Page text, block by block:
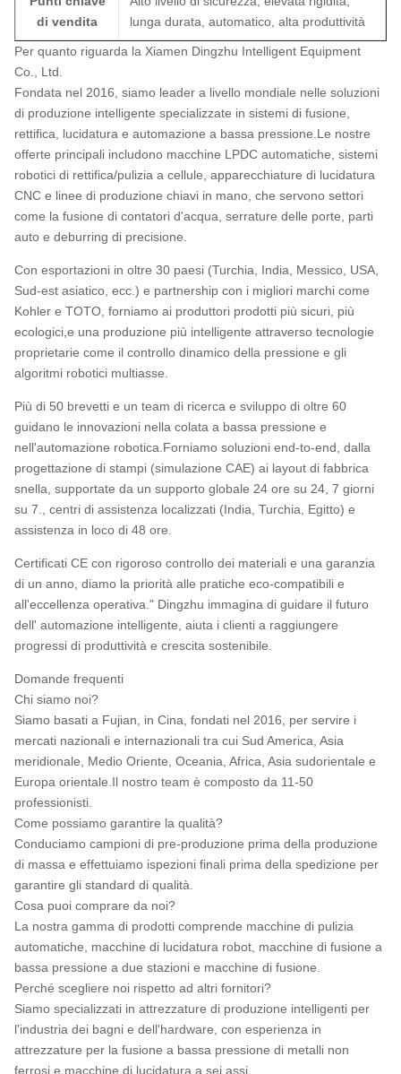
di vendita
lunga durata, automatico, alta produttività
Per quanto riguarda la Xiamen Dingzhu Intelligent Equipment
Co., Ltd.
Fondata nel 2016, siamo leader a livello mondiale nelle soluzioni
di produzione intelligente specializzate in sistemi di fusione,
rettifica, lucidatura e automazione a bassa pressione.Le nostre
offerte principali includono macchine LPDC automatiche, sistemi
robotici di rettifica/pulizia a cellule, apparecchiature di lucidatura
CNC e linee di produzione chiavi in mano, che servono settori
come la fusione di contatori d'acqua, serrature delle porte, parti
auto e deburring di precisione.
Con esportazioni in oltre 30 paesi (Turchia, India, Messico, USA,
Sud-est asiatico, ecc.) e partnership con i migliori marchi come
Kohler e TOTO, forniamo ai produttori prodotti più sicuri, più
ecologici,e una produzione più intelligente attraverso tecnologie
proprietarie come il controllo dinamico della pressione e gli
algoritmi robotici multiasse.
Più di 50 brevetti e un team di ricerca e sviluppo di oltre 60
guidano le innovazioni nella colata a bassa pressione e
nell'automazione robotica.Forniamo soluzioni end-to-end, dalla
progettazione di stampi (simulazione CAE) ai layout di fabbrica
snella, supportate da un supporto globale 24 ore su 24, 7 giorni
su 7., centri di assistenza localizzati (India, Turchia, Egitto) e
assistenza in loco di 48 ore.
Certificati CE con rigoroso controllo dei materiali e una garanzia
di un anno, diamo la priorità alle pratiche eco-compatibili e
all'eccellenza operativa." Dingzhu immagina di guidare il futuro
dell' automazione intelligente, aiuta i clienti a raggiungere
progressi di produttività e crescita sostenibile.
Domande frequenti
Chi siamo noi?
Siamo basati a Fujian, in Cina, fondati nel 2016, per servire i
mercati nazionali e internazionali tra cui Sud America, Asia
meridionale, Medio Oriente, Oceania, Africa, Asia sudorientale e
Europa orientale.Il nostro team è composto da 11-50
professionisti.
Come possiamo garantire la qualità?
Conduciamo campioni di pre-produzione prima della produzione
di massa e effettuiamo ispezioni finali prima della spedizione per
garantire gli standard di qualità.
Cosa puoi comprare da noi?
La nostra gamma di prodotti comprende macchine di pulizia
automatiche, macchine di lucidatura robot, macchine di fusione a
bassa pressione a due stazioni e macchine di fusione.
Perché scegliere noi rispetto ad altri fornitori?
Siamo specializzati in attrezzature di produzione intelligenti per
l'industria dei bagni e dell'hardware, con esperienza in
attrezzature per la fusione a bassa pressione di metalli non
ferrosi e macchine di lucidatura a sei assi.